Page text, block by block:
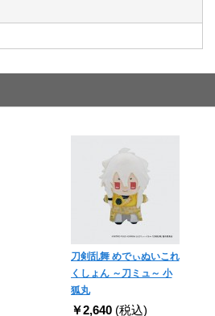
刀剣乱舞 めでぃぬいこれ
くしょん ～刀ミュ～ 小
狐丸
￥2,640 (税込)